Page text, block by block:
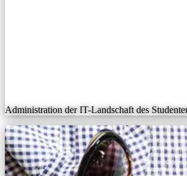
Administration der IT-Landschaft des